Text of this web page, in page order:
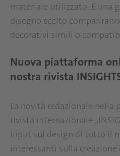
materiale utilizzato. E una
disegno scelto
decorativi simili o
Nuova piattaforma
nostra rivista
La novità redazionale nella
rivista internazionale
input sul design di tutto il
interessanti sulla